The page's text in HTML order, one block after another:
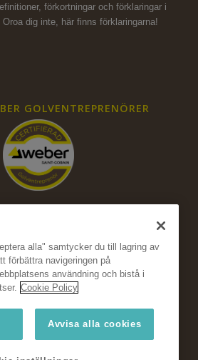
förkortningar och förklaringar i
dig inte,
här finns förklaringarna!
GOLVENTREPRENÖRER
MEDIER
alla" samtycker du till lagring av
förbättra navigeringen på
användning och bistå i
Cookie Policy
Avvisa alla cookies